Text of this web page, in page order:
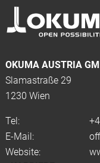
OKUMA AUSTRIA
Slamastraße 29
1230 Wien
Tel:
E-Mail:
Website: